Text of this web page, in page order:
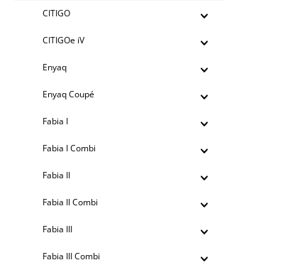
CITIGO
CITIGOe iV
Enyaq
Enyaq Coupé
Fabia I
Fabia I Combi
Fabia II
Fabia II Combi
Fabia III
Fabia III Combi